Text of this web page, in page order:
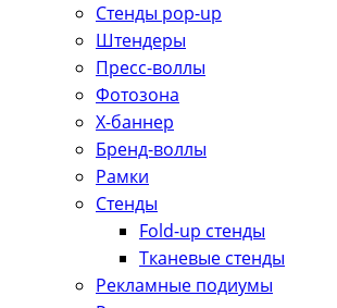
Стенды pop-up
Штендеры
Пресс-воллы
Фотозона
Х-баннер
Бренд-воллы
Рамки
Стенды
Fold-up стенды
Тканевые стенды
Рекламные подиумы